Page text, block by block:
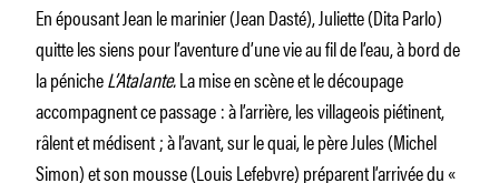
En épousant Jean le marinier (Jean Dasté), Juliette (Dita Parlo)
quitte les siens pour l’aventure d’une vie au fil de l’eau, à bord de
la pénicheL’Atalante.La mise en scène et le découpage
accompagnent ce passage : à l’arrière, les villageois piétinent,
râlent et médisent ; à l’avant, sur le quai, le père Jules (Michel
Simon) et son mousse (Louis Lefebvre) préparent l’arrivée du «